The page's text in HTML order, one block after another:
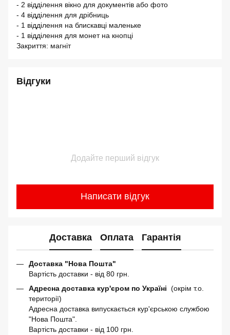
- 2 відділення вікно для документів або фото
- 4 відділення для дрібниць
- 1 відділення на блискавці маленьке
- 1 відділення для монет на кнопці
Закриття: магніт
Відгуки
Додайте перший відгук
Написати відгук
Доставка Оплата Гарантія
Доставка "Нова Пошта"
Вартість доставки - від 80 грн.
Адресна доставка кур'єром по Україні (окрім т.о.
території)
Адресна доставка випускається кур'єрською службою
"Нова Пошта".
Вартість доставки - від 100 грн.